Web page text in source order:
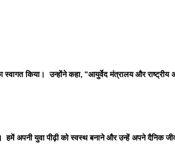
स्वागत किया। उन्होंने कहा, “आयुर्वेद मंत्रालय और
हमें अपनी युवा पीढ़ी को स्वस्थ बनाने और उन्हें अपने दैनिक